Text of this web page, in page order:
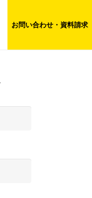
お問い合わせ・資料請求